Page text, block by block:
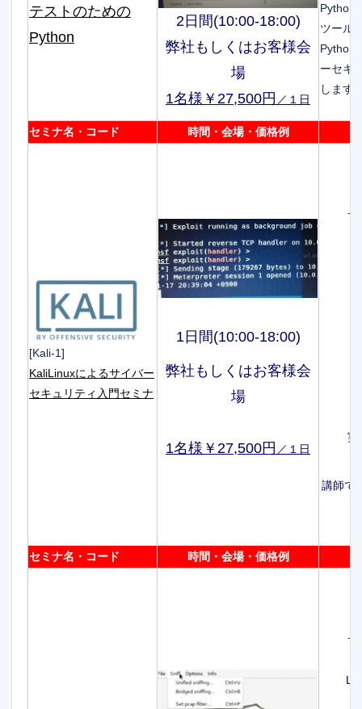
テストのための
Python
2日間(10:00-18:00)
弊社もしくはお客様会
場
1名様￥27,500円 ／１日
Python
ツール
Python
ーセキ
します
セミナ名・コード 時間・会場・価格例
[Kali-1]
KaliLinuxによるサイバー
セキュリティ入門セミナ
1日間(10:00-18:00)
弊社もしくはお客様会
場
1名様￥27,500円 ／１日
サ
実
講師で
セミナ名・コード 時間・会場・価格例
サ